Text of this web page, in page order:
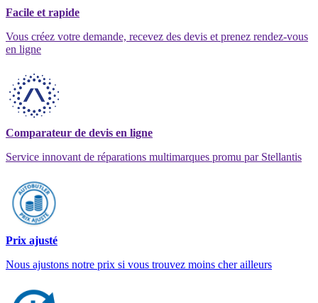
Facile et rapide
Vous créez votre demande, recevez des devis et prenez rendez-vous
en ligne
Comparateur de devis en ligne
Service innovant de réparations multimarques promu par Stellantis
Prix ajusté
Nous ajustons notre prix si vous trouvez moins cher ailleurs